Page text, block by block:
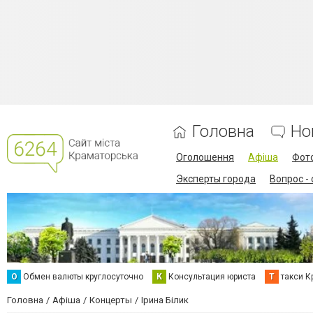
Головна
Оголошення Афіша
Эксперты города
Вопрос -
О Обмен валюты круглосуточно К Консультация юриста Т такси
Головна Афіша Концерты Ірина Білик